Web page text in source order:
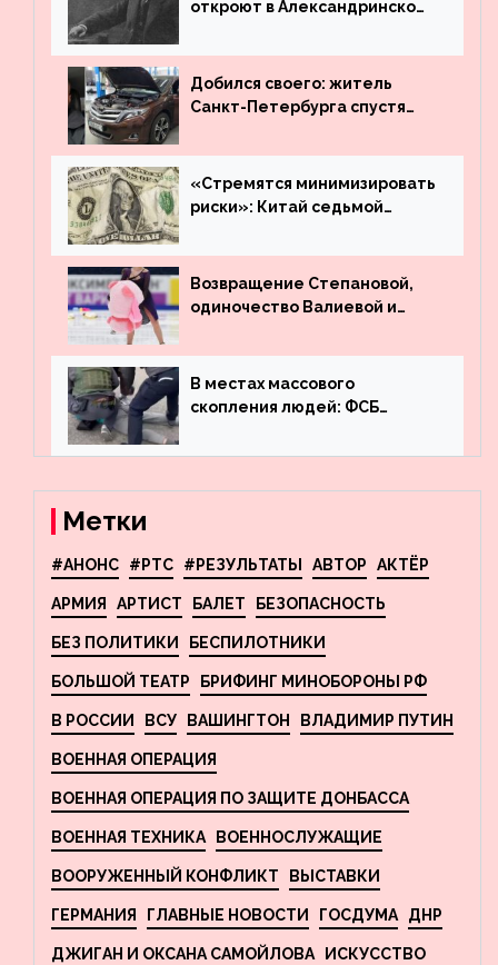
откроют в Александринском
Добился своего: житель
Санкт-Петербурга спустя
угнанную в Казахстан
машину
«Стремятся минимизировать
риски»: Китай седьмой
деньги из американского
госдолга
Возвращение Степановой,
одиночество Валиевой и
что обсуждают в мире
фигурного катания
В местах массового
скопления людей: ФСБ
террористов, планировавших
Метки
#АНОНС #РТС #РЕЗУЛЬТАТЫ АВТОР АКТЁР
АРМИЯ АРТИСТ БАЛЕТ БЕЗОПАСНОСТЬ
БЕЗ ПОЛИТИКИ БЕСПИЛОТНИКИ
БОЛЬШОЙ ТЕАТР БРИФИНГ МИНОБОРОНЫ РФ
В РОССИИ ВСУ ВАШИНГТОН ВЛАДИМИР ПУТИН
ВОЕННАЯ ОПЕРАЦИЯ
ВОЕННАЯ ОПЕРАЦИЯ ПО ЗАЩИТЕ ДОНБАССА
ВОЕННАЯ ТЕХНИКА ВОЕННОСЛУЖАЩИЕ
ВООРУЖЕННЫЙ КОНФЛИКТ ВЫСТАВКИ
ГЕРМАНИЯ ГЛАВНЫЕ НОВОСТИ ГОСДУМА ДНР
ДЖИГАН И ОКСАНА САМОЙЛОВА ИСКУССТВО